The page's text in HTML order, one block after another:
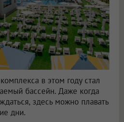
в этом году стал
бассейн. Даже когда
здесь можно плавать
дни.